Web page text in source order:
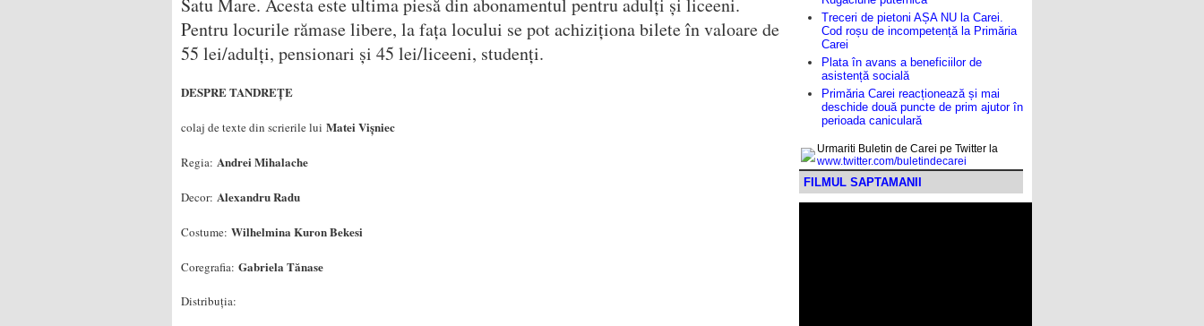
Satu Mare. Acesta este ultima piesă din abonamentul pentru adulți și liceeni.
Pentru locurile rămase libere, la fața locului se pot achiziționa bilete în valoare de
55 lei/adulți, pensionari și 45 lei/liceeni, studenți.
DESPRE TANDREȚE
colaj de texte din scrierile lui Matei Vișniec
Regia: Andrei Mihalache
Decor: Alexandru Radu
Costume: Wilhelmina Kuron Bekesi
Coregrafia: Gabriela Tănase
Distribuția:
Treceri de pietoni AȘA NU la Carei.
Cod roșu de incompetență la Primăria
Carei
Plata în avans a beneficiilor de
asistență socială
Primăria Carei reacționează și mai
deschide două puncte de prim ajutor în
perioada caniculară
Urmariti Buletin de Carei pe Twitter la
www.twitter.com/buletindecarei
FILMUL SAPTAMANII